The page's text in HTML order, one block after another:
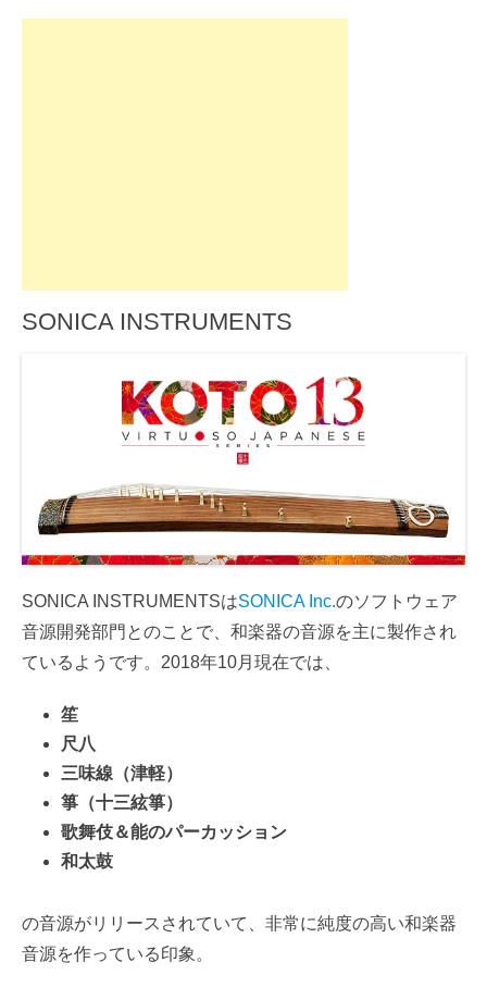
SONICA INSTRUMENTS
SONICA INSTRUMENTSはSONICA Inc.のソフトウェア
音源開発部門とのことで、和楽器の音源を主に製作され
ているようです。2018年10月現在では、
笙
尺八
三味線（津軽）
箏（十三絃箏）
歌舞伎＆能のパーカッション
和太鼓
の音源がリリースされていて、非常に純度の高い和楽器
音源を作っている印象。